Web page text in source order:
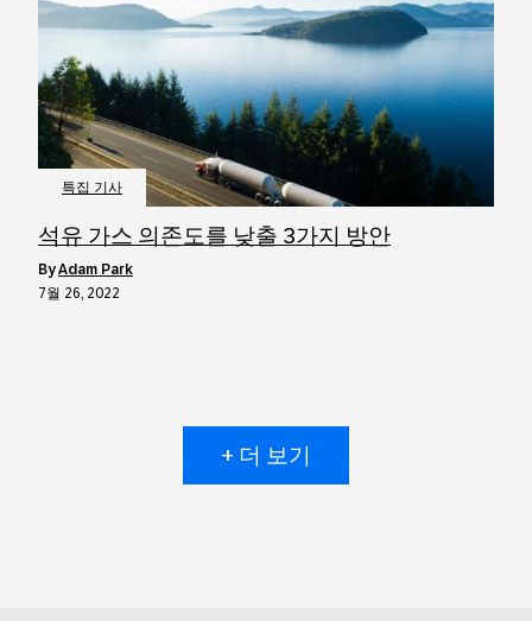
특집 기사
석유 가스 의존도를 낮출 3가지 방안
byAdam Park
7월 26, 2022
+ 더 보기